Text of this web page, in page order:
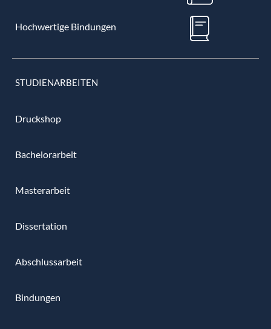
Hochwertige Bindungen
STUDIENARBEITEN
Druckshop
Bachelorarbeit
Masterarbeit
Dissertation
Abschlussarbeit
Bindungen